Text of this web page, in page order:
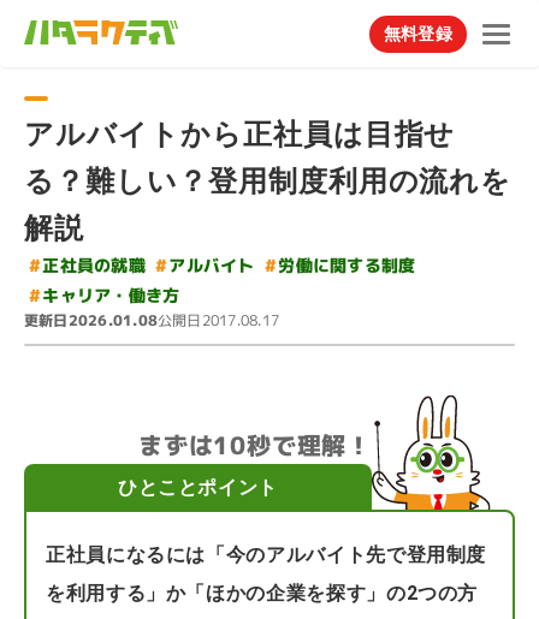
無料登録
アルバイトから正社員は目指せ
る？難しい？登用制度利用の流れを
解説
#正社員の就職 #アルバイト #労働に関する制度
#キャリア・働き方
更新日2026.01.08公開日2017.08.17
まずは10秒で理解！
ひとことポイント
正社員になるには「今のアルバイト先で登用制度
を利用する」か「ほかの企業を探す」の2つの方